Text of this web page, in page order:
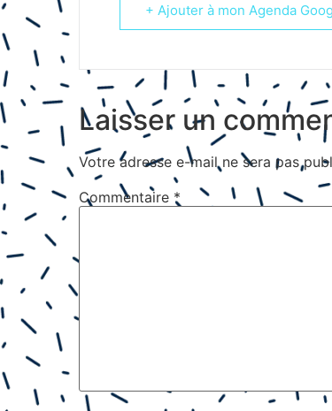
+ Ajouter à mon Agenda
Laisser un
Votre adresse e-mail ne sera pas
Commentaire *